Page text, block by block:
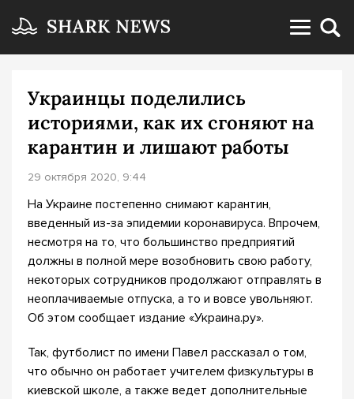
Украинцы поделились
историями, как их сгоняют на
карантин и лишают работы
29 октября 2020, 9:44
На Украине постепенно снимают карантин,
введенный из-за эпидемии коронавируса. Впрочем,
несмотря на то, что большинство предприятий
должны в полной мере возобновить свою работу,
некоторых сотрудников продолжают отправлять в
неоплачиваемые отпуска, а то и вовсе увольняют.
Об этом сообщает издание «Украина.ру».
Так, футболист по имени Павел рассказал о том,
что обычно он работает учителем физкультуры в
киевской школе, а также ведет дополнительные